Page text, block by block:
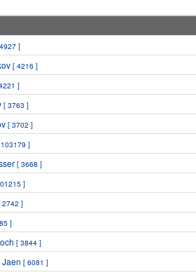
]
[ 4216 ]
]
[ 3763 ]
[ 3702 ]
]
[ 3668 ]
]
2742 ]
]
[ 3844 ]
[ 6081 ]